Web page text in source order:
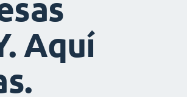
Aquí